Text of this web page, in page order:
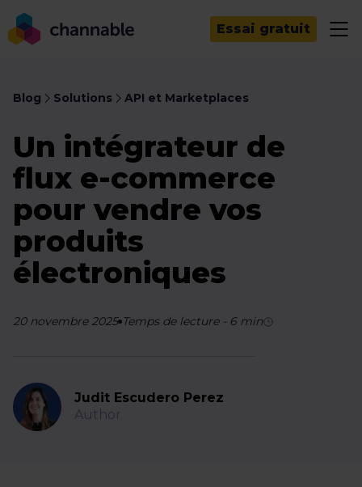
Essai gratuit
Blog Solutions API et Marketplaces
Un intégrateur de
flux e-commerce
pour vendre vos
produits
électroniques
20 novembre 2025 Temps de lecture- 6 min
Judit Escudero Perez
Author